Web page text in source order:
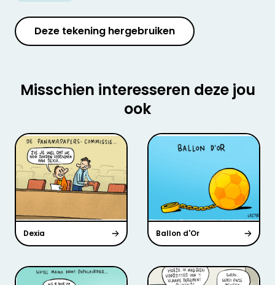
Deze tekening hergebruiken
Misschien interesseren deze jou
ook
Dexia Ballon d'Or